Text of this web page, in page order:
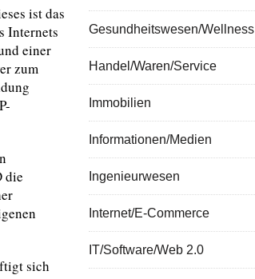
ist das
Internets
einer
zum
die
sich
Gesundheitswesen/Wellness
Handel/Waren/Service
Immobilien
Informationen/Medien
Ingenieurwesen
Internet/E-Commerce
IT/Software/Web 2.0